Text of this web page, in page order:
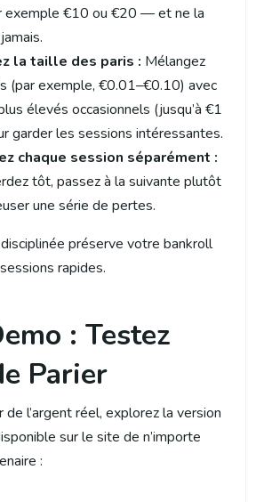
exemple €10 ou €20 — et ne la
la taille des paris : Mélangez
(par exemple, €0.01–€0.10) avec
élevés occasionnels (jusqu’à €1
garder les sessions intéressantes.
chaque session séparément :
tôt, passez à la suivante plutôt
une série de pertes.
préserve votre bankroll
rapides.
: Testez
Parier
de l’argent réel, explorez la version
sur le site de n’importe
: